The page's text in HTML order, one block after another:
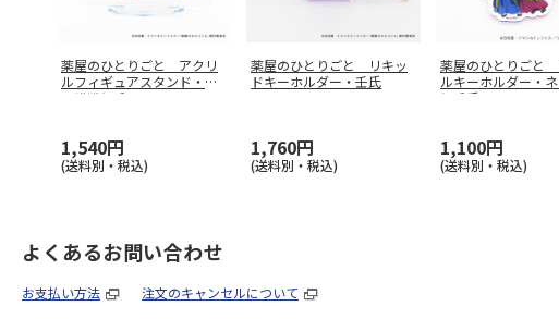
薬屋のひとりごと アクリ
ルフィギュアスタンド・ネ
コ猫猫と壬
1,540円
(送料別・税込)
薬屋のひとりごと リキッ
ドキーホルダー・壬氏
1,760円
(送料別・税込)
薬屋のひとりごと
ルキーホルダー・
と壬氏
1,100円
(送料別・税込)
よくあるお問い合わせ
お支払い方法 注文のキャンセルについて